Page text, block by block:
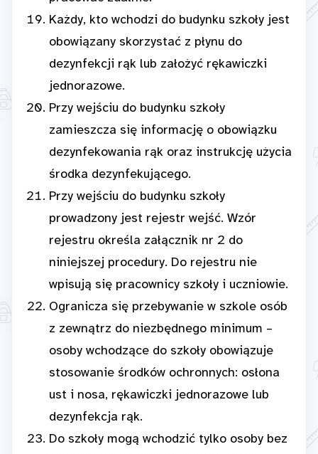
Każdy, kto wchodzi do budynku szkoły jest
obowiązany skorzystać z płynu do
dezynfekcji rąk lub założyć rękawiczki
jednorazowe.
Przy wejściu do budynku szkoły
zamieszcza się informację o obowiązku
dezynfekowania rąk oraz instrukcję użycia
środka dezynfekującego.
Przy wejściu do budynku szkoły
prowadzony jest rejestr wejść. Wzór
rejestru określa załącznik nr 2 do
niniejszej procedury. Do rejestru nie
wpisują się pracownicy szkoły i uczniowie.
Ogranicza się przebywanie w szkole osób
z zewnątrz do niezbędnego minimum –
osoby wchodzące do szkoły obowiązuje
stosowanie środków ochronnych: osłona
ust i nosa, rękawiczki jednorazowe lub
dezynfekcja rąk.
Do szkoły mogą wchodzić tylko osoby bez